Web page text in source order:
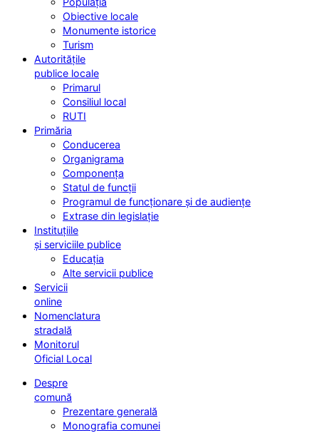
Obiective locale
Monumente istorice
Turism
Autoritățile
publice locale
Primarul
Consiliul local
RUTI
Primăria
Conducerea
Organigrama
Componența
Statul de funcții
Programul de funcționare și de audiențe
Extrase din legislație
Instituțiile
și serviciile publice
Educația
Alte servicii publice
Servicii
online
Nomenclatura
stradală
Monitorul
Oficial Local
Despre
comună
Prezentare generală
Monografia comunei